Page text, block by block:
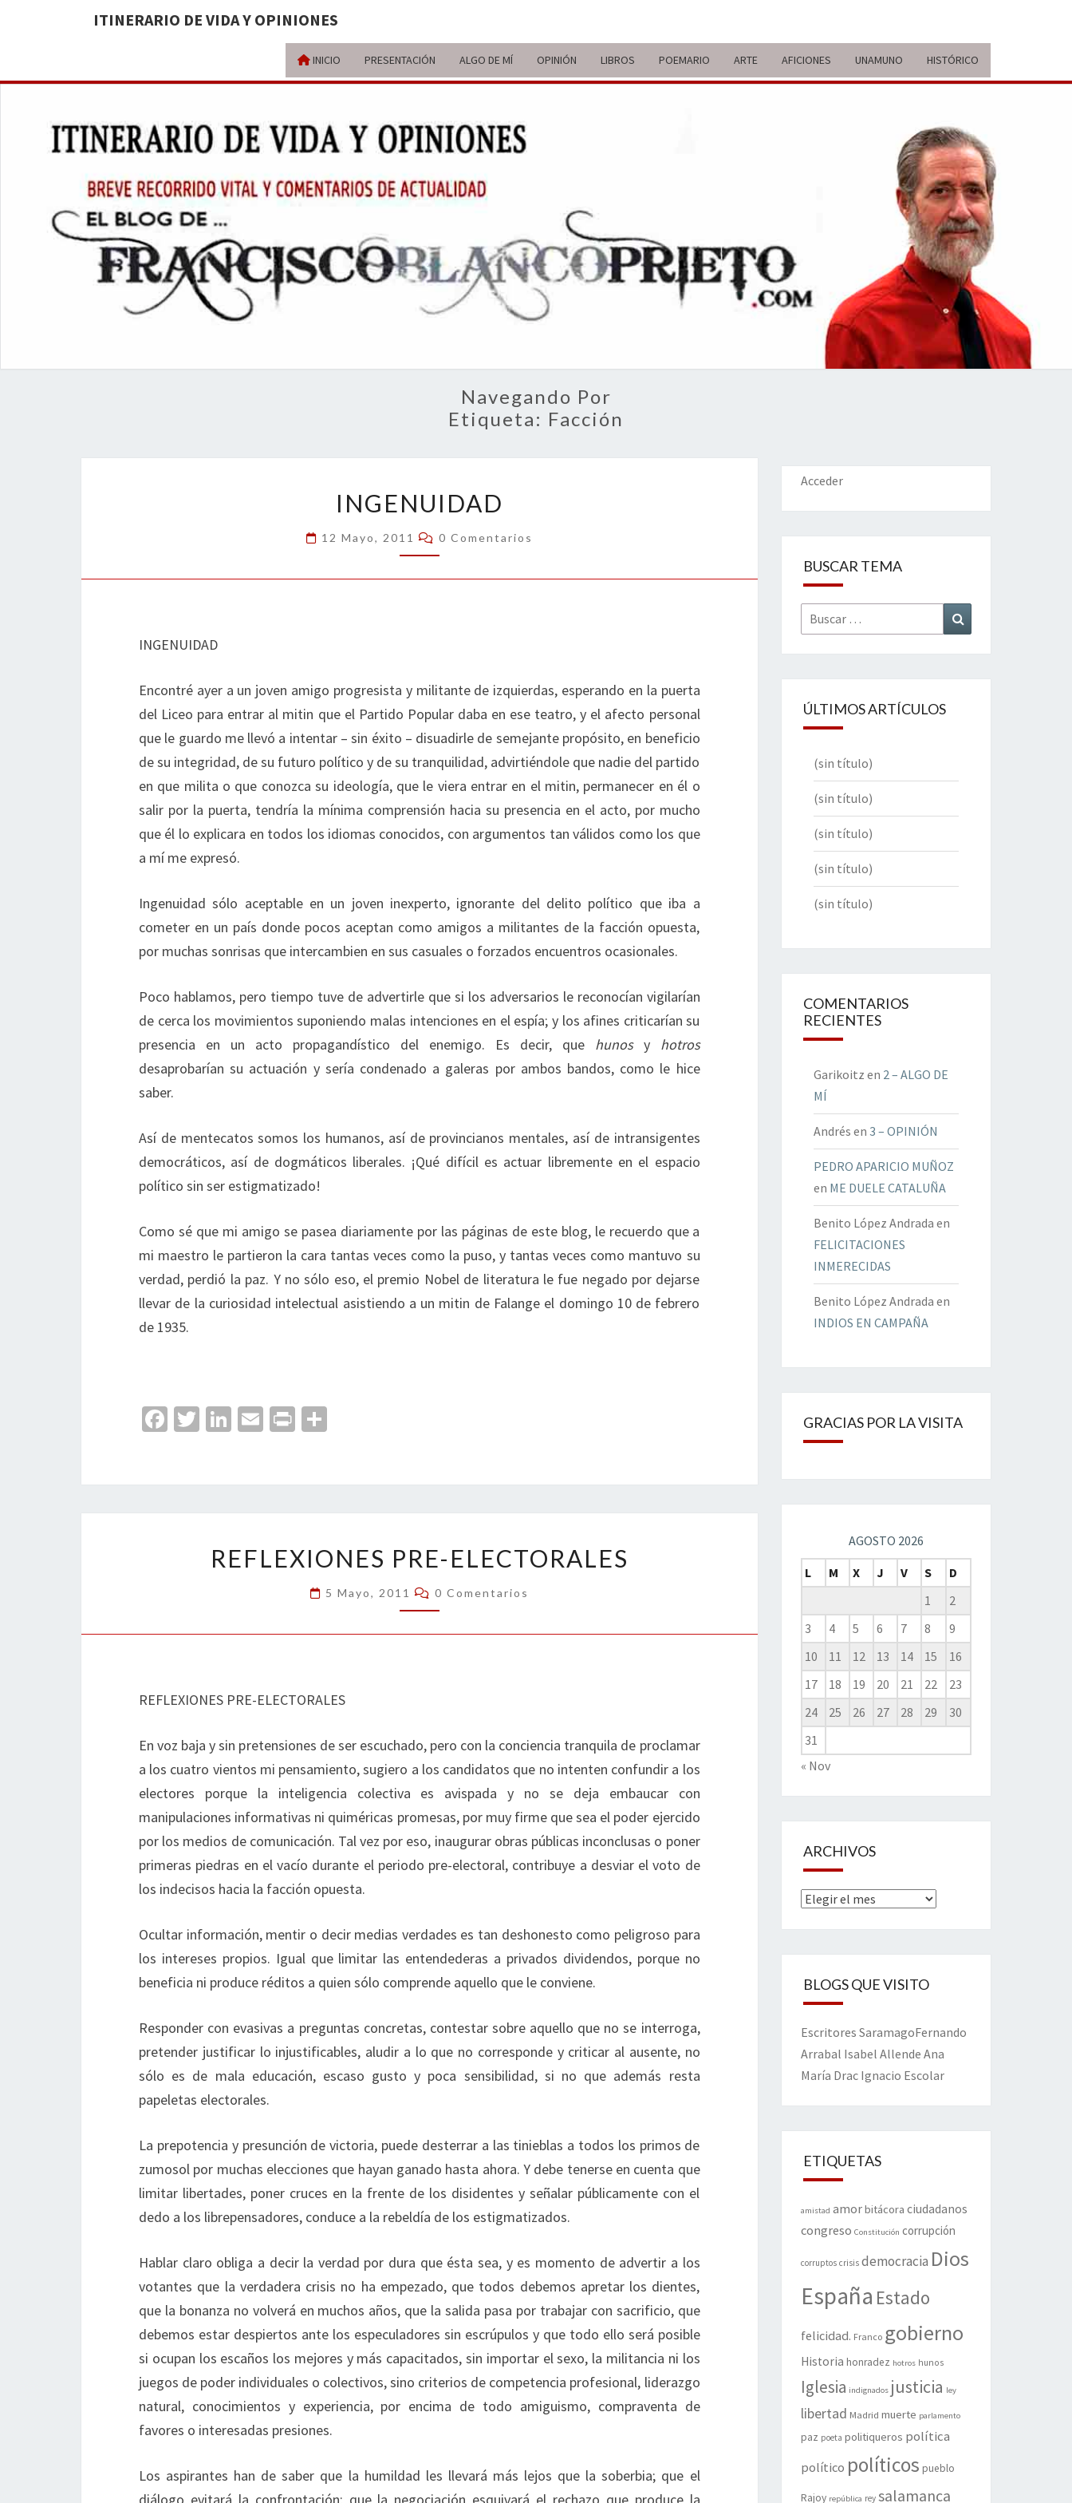
ITINERARIO DE VIDA Y OPINIONES
INICIO PRESENTACIÓN ALGO DE MÍ OPINIÓN LIBROS POEMARIO ARTE AFICIONES UNAMUNO HISTÓRICO
ITINERARIO
DE VIDA Y
OPINIONES
BREVE
RECORRIDO
VITAL Y
COMENTARIOS
ACTUALIDAD
Navegando Por
Etiqueta: Facción
INGENUIDAD
12 Mayo, 2011 Comentarios
0 Comentarios
INGENUIDAD
Encontré ayer a un joven amigo progresista y militante de izquierdas, esperando en la puerta
del Liceo para entrar al mitin que el Partido Popular daba en ese teatro, y el afecto personal
que le guardo me llevó a intentar – sin éxito – disuadirle de semejante propósito, en beneficio
de su integridad, de su futuro político y de su tranquilidad, advirtiéndole que nadie del partido
en que milita o que conozca su ideología, que le viera entrar en el mitin, permanecer en él o
salir por la puerta, tendría la mínima comprensión hacia su presencia en el acto, por mucho
que él lo explicara en todos los idiomas conocidos, con argumentos tan válidos como los que
a mí me expresó.
Ingenuidad sólo aceptable en un joven inexperto, ignorante del delito político que iba a
cometer en un país donde pocos aceptan como amigos a militantes de la facción opuesta,
por muchas sonrisas que intercambien en sus casuales o forzados encuentros ocasionales.
Poco hablamos, pero tiempo tuve de advertirle que si los adversarios le reconocían vigilarían
de cerca los movimientos suponiendo malas intenciones en el espía; y los afines criticarían su
presencia en un acto propagandístico del enemigo. Es decir, que hunosy hotros
desaprobarían su actuación y sería condenado a galeras por ambos bandos, como le hice
saber.
Así de mentecatos somos los humanos, así de provincianos mentales, así de intransigentes
democráticos, así de dogmáticos liberales. ¡Qué difícil es actuar libremente en el espacio
político sin ser estigmatizado!
Como sé que mi amigo se pasea diariamente por las páginas de este blog, le recuerdo que a
mi maestro le partieron la cara tantas veces como la puso, y tantas veces como mantuvo su
verdad, perdió la paz. Y no sólo eso, el premio Nobel de literatura le fue negado por dejarse
llevar de la curiosidad intelectual asistiendo a un mitin de Falange el domingo 10 de febrero
de 1935.
Fa
o
T
Li
n
E
Pr
ar
tir
PRE-
ELECTORALES
REFLEXIONES PRE-ELECTORALES
5 Mayo, 2011 Comentarios
0 Comentarios
REFLEXIONES PRE-ELECTORALES
En voz baja y sin pretensiones de ser escuchado, pero con la conciencia tranquila de proclamar
a los cuatro vientos mi pensamiento, sugiero a los candidatos que no intenten confundir a los
electores porque la inteligencia colectiva es avispada y no se deja embaucar con
manipulaciones informativas ni quiméricas promesas, por muy firme que sea el poder ejercido
por los medios de comunicación. Tal vez por eso, inaugurar obras públicas inconclusas o poner
primeras piedras en el vacío durante el periodo pre-electoral, contribuye a desviar el voto de
los indecisos hacia la facción opuesta.
Ocultar información, mentir o decir medias verdades es tan deshonesto como peligroso para
los intereses propios. Igual que limitar las entendederas a privados dividendos, porque no
beneficia ni produce réditos a quien sólo comprende aquello que le conviene.
Responder con evasivas a preguntas concretas, contestar sobre aquello que no se interroga,
pretender justificar lo injustificables, aludir a lo que no corresponde y criticar al ausente, no
sólo es de mala educación, escaso gusto y poca sensibilidad, si no que además resta
papeletas electorales.
La prepotencia y presunción de victoria, puede desterrar a las tinieblas a todos los primos de
zumosol por muchas elecciones que hayan ganado hasta ahora. Y debe tenerse en cuenta que
limitar libertades, poner cruces en la frente de los disidentes y señalar públicamente con el
dedo a los librepensadores, conduce a la rebeldía de los estigmatizados.
Hablar claro obliga a decir la verdad por dura que ésta sea, y es momento de advertir a los
votantes que la verdadera crisis no ha empezado, que todos debemos apretar los dientes,
que la bonanza no volverá en muchos años, que la salida pasa por trabajar con sacrificio, que
debemos estar despiertos ante los especuladores sin escrúpulos y que todo ello será posible
si ocupan los escaños los mejores y más capacitados, sin importar el sexo, la militancia ni los
juegos de poder individuales o colectivos, sino criterios de competencia profesional, liderazgo
natural, conocimientos y experiencia, por encima de todo amiguismo, compraventa de
favores o interesadas presiones.
Los aspirantes han de saber que la humildad les llevará más lejos que la soberbia; que el
Acceder
BUSCAR TEMA
Buscar
por:
ÚLTIMOS ARTÍCULOS
(sin título)
(sin título)
(sin título)
(sin título)
(sin título)
COMENTARIOS
RECIENTES
Garikoitz en 2 – ALGO DE
MÍ
Andrés en 3 – OPINIÓN
PEDRO APARICIO MUÑOZ
en ME DUELE CATALUÑA
Benito López Andrada en
FELICITACIONES
INMERECIDAS
Benito López Andrada en
INDIOS EN CAMPAÑA
GRACIAS POR LA VISITA
AGOSTO 2026
L
M X J V S
D
1
2
3
4 5 6 7 8
9
10
11 12 13 14 15
16
17
18 19 20 21 22
23
24
25 26 27 28 29
30
31
« Nov
ARCHIVOS
Archivos
BLOGS QUE VISITO
Escritores SaramagoFernando
Arrabal Isabel Allende Ana
María Drac Ignacio Escolar
ETIQUETAS
amistad amorbitácora ciudadanos
congreso Constitución corrupción
corruptos crisis democracia Dios
España Estado
felicidad. Franco gobierno
Historia honradez hotros hunos
Iglesia indignados justicia ley
libertad Madrid muerte parlamento
paz poeta politiqueros política
político políticos pueblo
Rajoy república rey salamanca